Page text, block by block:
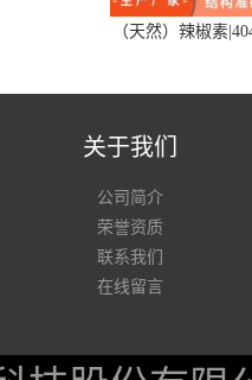
（天然）辣椒素
关于我们
公司简介
荣誉资质
联系我们
在线留言